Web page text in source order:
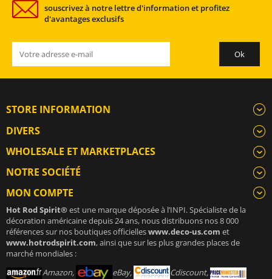
souscrivez à notre lettre d'information et profitez
d'avantages exclusifs
STORE INFORMATION
DIVERS
WHOLESALE ET MARKETPLACES
NOTRE SOCIÉTÉ
MON COMPTE
Hot Rod Spirit®est une marque déposée à l’INPI. Spécialiste de la
décoration américaine depuis 24 ans, nous distribuons nos 8 000
références sur nos boutiques officielleswww.deco-us.com et
www.hotrodspirit.com, ainsi que sur les plus grandes places de
marché mondiales :
Amazon,
eBay,
Cdiscount,